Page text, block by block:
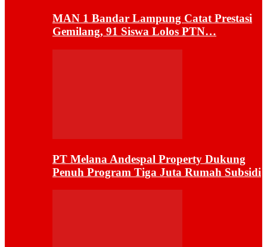
MAN 1 Bandar Lampung Catat Prestasi
Gemilang, 91 Siswa Lolos PTN…
PT Melana Andespal Property Dukung
Penuh Program Tiga Juta Rumah Subsidi